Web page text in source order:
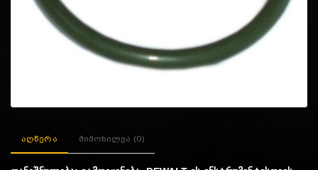
აღწერა მიმოხილვა (0)